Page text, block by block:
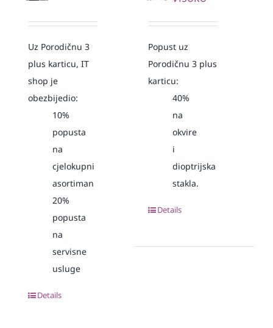
Uz Porodičnu 3
plus karticu, IT
shop je
obezbijedio:
10%
popusta
na
cjelokupni
asortiman
20%
popusta
na
servisne
usluge
Details
Popust uz
Porodičnu 3 plus
karticu:
40%
na
okvire
i
dioptrijska
stakla.
Details